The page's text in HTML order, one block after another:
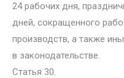
24 рабочих дня,
дней, сокращенного
производств, а также
в законодательстве.
Статья 30.